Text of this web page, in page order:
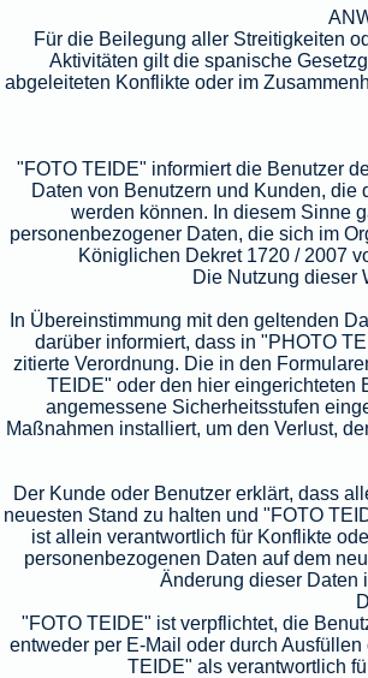
Für die Beilegung aller Streitigkeiten
Aktivitäten gilt die spanische
abgeleiteten Konflikte oder im
"FOTO TEIDE" informiert die Benutzer
Daten von Benutzern und Kunden,
werden können. In diesem Sinne
personenbezogener Daten, die sich im
Königlichen Dekret 1720 / 2007
Die Nutzung dieser
In Übereinstimmung mit den geltenden
darüber informiert, dass in "PHOTO
zitierte Verordnung. Die in den
TEIDE" oder den hier eingerichteten
angemessene Sicherheitsstufen
Maßnahmen installiert, um den Verlust,
Der Kunde oder Benutzer erklärt, dass
neuesten Stand zu halten und "FOTO
ist allein verantwortlich für Konflikte
personenbezogenen Daten auf dem
Änderung dieser Daten
"FOTO TEIDE" ist verpflichtet, die
entweder per E-Mail oder durch
TEIDE" als verantwortlich